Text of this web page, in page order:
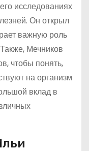
исследованиях
Он открыл
важную роль
Мечников
чтобы понять,
на организм
вклад в